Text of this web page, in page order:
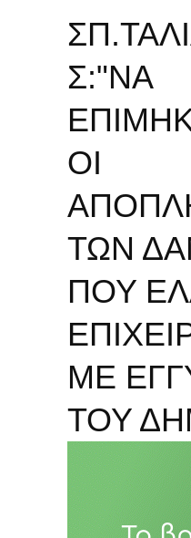
Σ:"ΝΑ
ΟΙ
ΤΩΝ
ΠΟΥ
ΜΕ
ΤΟΥ